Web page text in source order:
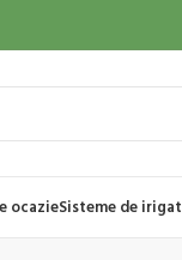
ocazieSisteme de irigat